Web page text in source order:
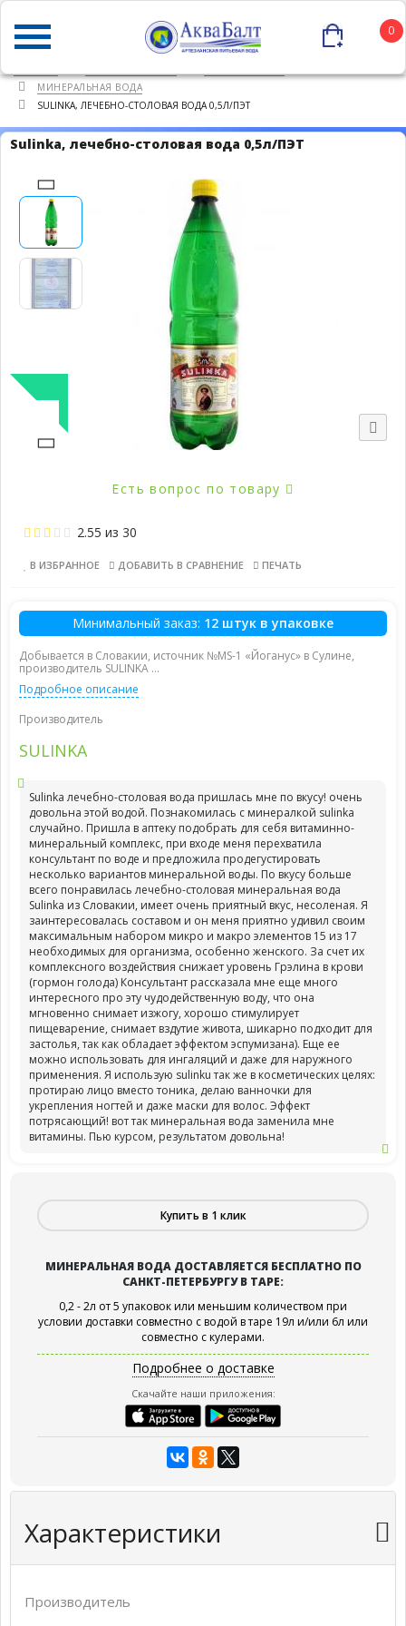
0
МИНЕРАЛЬНАЯ ВОДА
SULINKA, ЛЕЧЕБНО-СТОЛОВАЯ ВОДА 0,5Л/ПЭТ
Sulinka, лечебно-столовая вода 0,5л/ПЭТ
Новинка
Есть вопрос по товару
2.55 из 30
В ИЗБРАННОЕ ДОБАВИТЬ В СРАВНЕНИЕ ПЕЧАТЬ
Минимальный заказ: 12 штук в упаковке
Добывается в Словакии, источник №MS-1 «Йоганус» в Сулине,
производитель SULINKA ...
Подробное описание
Производитель
SULINKA
Sulinka лечебно-столовая вода пришлась мне по вкусу! очень
довольна этой водой. Познакомилась с минералкой sulinka
случайно. Пришла в аптеку подобрать для себя витаминно-
минеральный комплекс, при входе меня перехватила
консультант по воде и предложила продегустировать
несколько вариантов минеральной воды. По вкусу больше
всего понравилась лечебно-столовая минеральная вода
Sulinka из Словакии, имеет очень приятный вкус, несоленая. Я
заинтересовалась составом и он меня приятно удивил своим
максимальным набором микро и макро элементов 15 из 17
необходимых для организма, особенно женского. За счет их
комплексного воздействия снижает уровень Грэлина в крови
(гормон голода) Консультант рассказала мне еще много
интересного про эту чудодейственную воду, что она
мгновенно снимает изжогу, хорошо стимулирует
пищеварение, снимает вздутие живота, шикарно подходит для
застолья, так как обладает эффектом эспумизана). Еще ее
можно использовать для ингаляций и даже для наружного
применения. Я использую sulinku так же в косметических целях:
протираю лицо вместо тоника, делаю ванночки для
укрепления ногтей и даже маски для волос. Эффект
потрясающий! вот так минеральная вода заменила мне
витамины. Пью курсом, результатом довольна!
Купить в 1 клик
МИНЕРАЛЬНАЯ ВОДА ДОСТАВЛЯЕТСЯ БЕСПЛАТНО ПО
САНКТ-ПЕТЕРБУРГУ В ТАРЕ:
0,2 - 2л от 5 упаковок или меньшим количеством при
условии доставки совместно с водой в таре 19л и/или 6л или
совместно с кулерами.
Подробнее о доставке
Скачайте наши приложения:
Характеристики
Производитель